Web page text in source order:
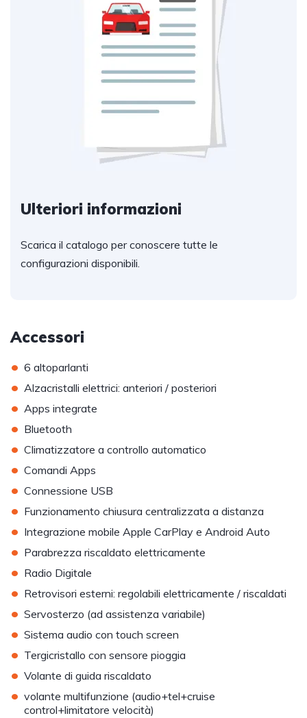
Ulteriori informazioni
Scarica il catalogo per conoscere tutte le
configurazioni disponibili.
Accessori
• 6 altoparlanti
• Alzacristalli elettrici: anteriori / posteriori
• Apps integrate
• Bluetooth
• Climatizzatore a controllo automatico
• Comandi Apps
• Connessione USB
• Funzionamento chiusura centralizzata a distanza
• Integrazione mobile Apple CarPlay e Android Auto
• Parabrezza riscaldato elettricamente
• Radio Digitale
• Retrovisori esterni: regolabili elettricamente / riscaldati
• Servosterzo (ad assistenza variabile)
• Sistema audio con touch screen
• Tergicristallo con sensore pioggia
• Volante di guida riscaldato
• volante multifunzione (audio+tel+cruise
control+limitatore velocità)